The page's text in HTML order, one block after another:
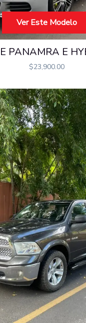
Ver Este Modelo
PANAMRA E
$23,900.00